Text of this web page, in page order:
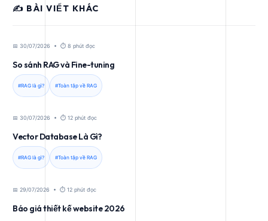
✍️ BÀI VIẾT KHÁC
📅 30/07/2026 • ⏱️ 8 phút đọc
So sánh RAG và Fine-tuning
#RAG là gì? #Toàn tập về RAG
📅 30/07/2026 • ⏱️ 12 phút đọc
Vector Database Là Gì?
#RAG là gì? #Toàn tập về RAG
📅 29/07/2026 • ⏱️ 12 phút đọc
Báo giá thiết kế website 2026